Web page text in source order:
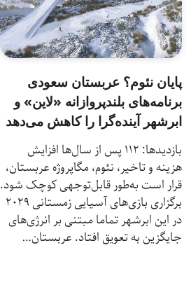
پایان نئوم؟ عربستان سعودی
برنامه‌های بلندپروازانه «لاین» و
ابرشهر آینده‌گرا را کاهش می‌دهد
بازدیدها: 112 پس از سال‌ها افزایش
هزینه و تاخیر، نئوم، مگاپروژه عربستان،
قرار است به‌طور قابل‌توجهی کوچک شود.
برگزاری بازی‌های آسیایی زمستانی ۲۰۲۹
در این ابرشهر تماما مبتنی بر انرژی‌های
جایگزین به تعویق افتاد. عربستان…